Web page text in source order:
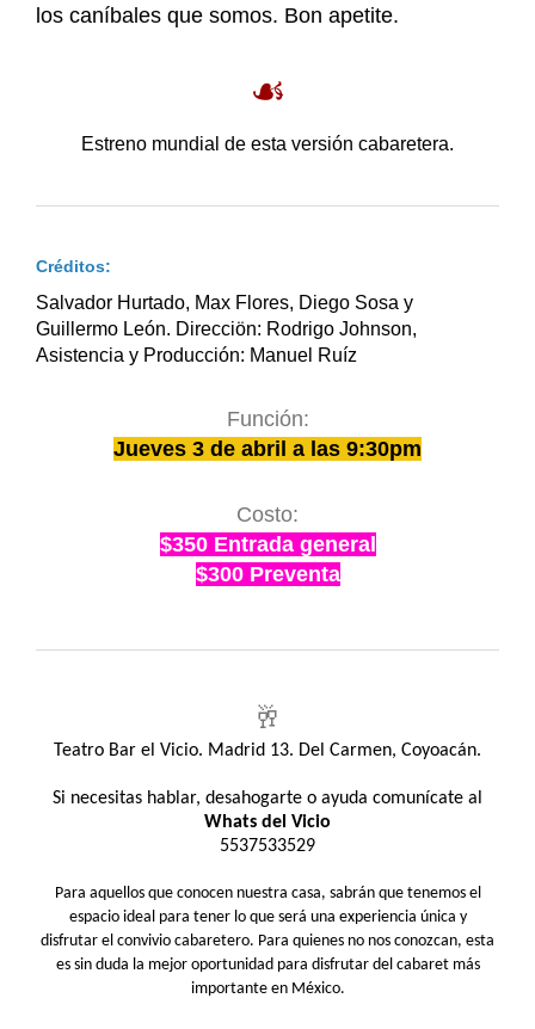
los caníbales que somos. Bon apetite.
☙
Estreno mundial de esta versión cabaretera.
Créditos:
Salvador Hurtado, Max Flores, Diego Sosa y
Guillermo León. Direcciön: Rodrigo Johnson,
Asistencia y Producción: Manuel Ruíz
Función:
Jueves 3 de abril a las 9:30pm
Costo:
$350 Entrada general
$300 Preventa
🥂
Teatro Bar el Vicio. Madrid 13. Del Carmen, Coyoacán.
Si necesitas hablar, desahogarte o ayuda comunícate al
Whats del Vicio
5537533529
Para aquellos que conocen nuestra casa, sabrán que tenemos el
espacio ideal para tener lo que será una experiencia única y
disfrutar el convivio cabaretero. Para quienes no nos conozcan, esta
es sin duda la mejor oportunidad para disfrutar del cabaret más
importante en México.